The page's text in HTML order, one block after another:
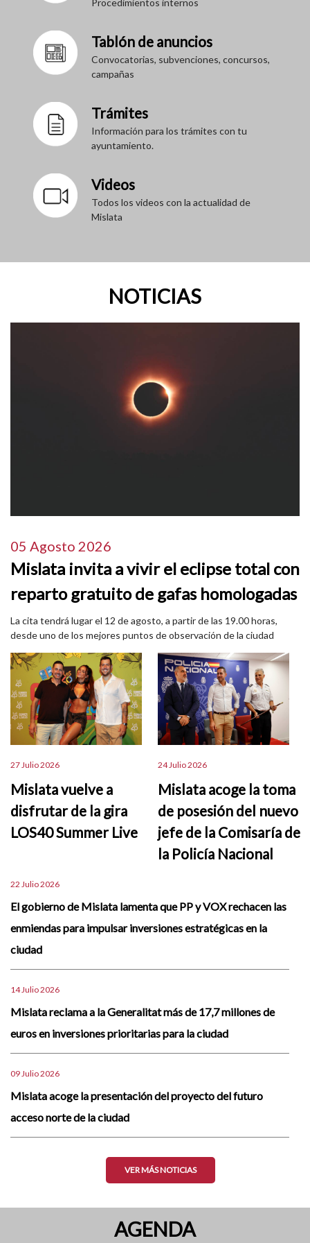
Tablón de anuncios
Convocatorias, subvenciones, concursos,
campañas
Trámites
Información para los trámites con tu
ayuntamiento.
Videos
Todos los videos con la actualidad de
Mislata
NOTICIAS
05 Agosto 2026
Mislata invita a vivir el eclipse total con
reparto gratuito de gafas homologadas
La cita tendrá lugar el 12 de agosto, a partir de las 19.00 horas,
desde uno de los mejores puntos de observación de la ciudad
27 Julio 2026
Mislata vuelve a
disfrutar de la gira
LOS40 Summer Live
24 Julio 2026
Mislata acoge la toma
de posesión del nuevo
jefe de la Comisaría de
la Policía Nacional
22 Julio 2026
El gobierno de Mislata lamenta que PP y VOX rechacen las
enmiendas para impulsar inversiones estratégicas en la
ciudad
14 Julio 2026
Mislata reclama a la Generalitat más de 17,7 millones de
euros en inversiones prioritarias para la ciudad
09 Julio 2026
Mislata acoge la presentación del proyecto del futuro
acceso norte de la ciudad
VER MÁS NOTICIAS
AGENDA